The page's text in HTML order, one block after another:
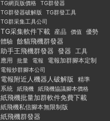
TG網頁版價格
TG群發器
TG群發器破解版
TG群發工具
TG群采集工具公司
TG采集軟件下載 産品 價值 優勢
體驗 餘貓飛機群發器
助手王飛機群發器 發器 工具
應用
批量 電報 電報加群腳本定制
電報炒群腳本公司
電報附近人機器人破解版 精準
系統 紙飛機 紙飛機協議腳本價格
紙飛機批量加群軟件免費下載
紙飛機私信腳本無限制版
紙飛機群發器